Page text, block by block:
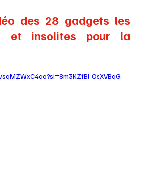
des 28 gadgets les
et insolites pour la
OsXVBqG